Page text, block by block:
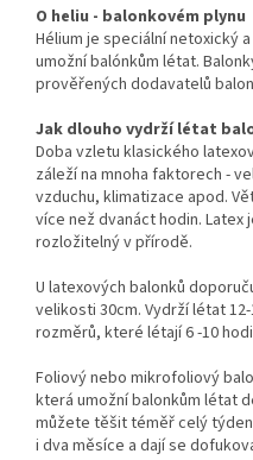
O heliu - balonkovém plynu
Hélium je speciální netoxický
umožní balónkům létat.
prověřených dodavatelů
Jak dlouho vydrží létat
Doba vzletu klasického
záleží na mnoha faktorech -
vzduchu, klimatizace apod.
více než dvanáct hodin.
rozložitelný v přírodě.
U latexových balonků
velikosti 30cm. Vydrží létat
rozměrů, které létají 6 -10
Foliový nebo mikrofoliový
která umožní balonkům létat
můžete těšit téměř celý
i dva měsíce a dají se